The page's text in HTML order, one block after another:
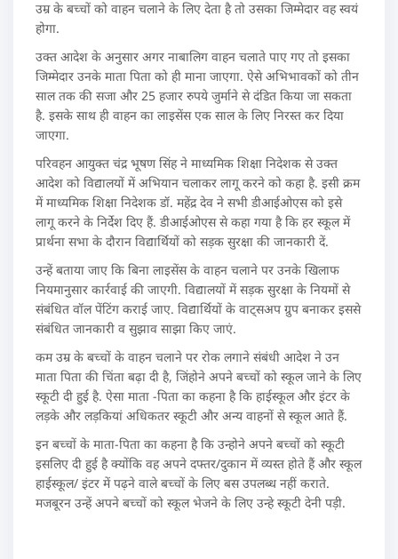
उम्र के बच्चों को वाहन चलाने के लिए देता है तो उसका जिम्मेदार वह स्वयं
होगा.
उक्त आदेश के अनुसार अगर नाबालिग वाहन चलाते पाए गए तो इसका
जिम्मेदार उनके माता पिता को ही माना जाएगा. ऐसे अभिभावकों को तीन
साल तक की सजा और 25 हजार रुपये जुर्माने से दंडित किया जा सकता
है. इसके साथ ही वाहन का लाइसेंस एक साल के लिए निरस्त कर दिया
जाएगा.
परिवहन आयुक्त चंद्र भूषण सिंह ने माध्यमिक शिक्षा निदेशक से उक्त
आदेश को विद्यालयों में अभियान चलाकर लागू करने को कहा है. इसी क्रम
में माध्यमिक शिक्षा निदेशक डॉ. महेंद्र देव ने सभी डीआईओएस को इसे
लागू करने के निर्देश दिए हैं. डीआईओएस से कहा गया है कि हर स्कूल में
प्रार्थना सभा के दौरान विद्यार्थियों को सड़क सुरक्षा की जानकारी दें.
उन्हें बताया जाए कि बिना लाइसेंस के वाहन चलाने पर उनके खिलाफ
नियमानुसार कार्रवाई की जाएगी. विद्यालयों में सड़क सुरक्षा के नियमों से
संबंधित वॉल पेंटिंग कराई जाए. विद्यार्थियों के वाट्सअप ग्रुप बनाकर इससे
संबंधित जानकारी व सुझाव साझा किए जाएं.
कम उम्र के बच्चों के वाहन चलाने पर रोक लगाने संबंधी आदेश ने उन
माता पिता की चिंता बढ़ा दी है, जिंहोने अपने बच्चों को स्कूल जाने के लिए
स्कूटी दी हुई है. ऐसा माता -पिता का कहना है कि हाईस्कूल और इंटर के
लड़के और लड़कियां अधिकतर स्कूटी और अन्य वाहनों से स्कूल आते हैं.
इन बच्चों के माता-पिता का कहना है कि उन्होने अपने बच्चों को स्कूटी
इसलिए दी हुई है क्योंकि वह अपने दफ्तर/दुकान में व्यस्त होते हैं और स्कूल
हाईस्कूल/ इंटर में पढ़ने वाले बच्चों के लिए बस उपलब्ध नहीं कराते.
मजबूरन उन्हें अपने बच्चों को स्कूल भेजने के लिए उन्हे स्कूटी देनी पड़ी.